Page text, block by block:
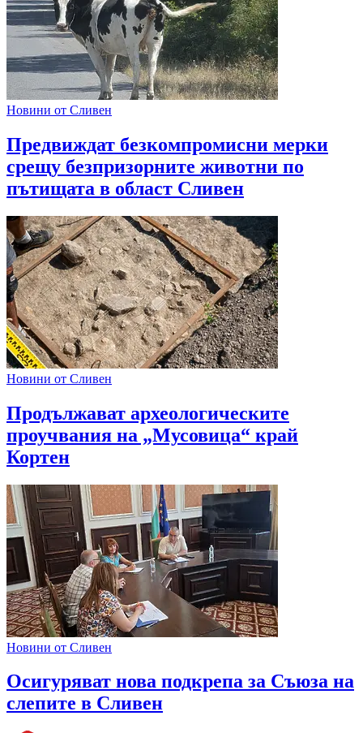
Новини от Сливен
Предвиждат безкомпромисни мерки
срещу безпризорните животни по
пътищата в област Сливен
Новини от Сливен
Продължават археологическите
проучвания на „Мусовица“ край
Кортен
Новини от Сливен
Oсигуряват нова подкрепа за Съюза на
слепите в Сливен